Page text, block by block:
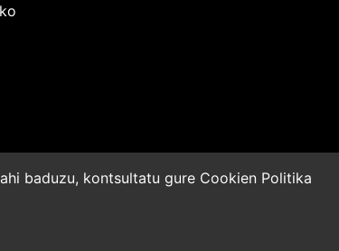
baduzu, kontsultatu gure Cookien Politika